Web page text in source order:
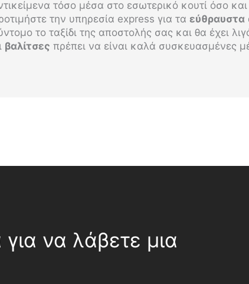
τόσο μέσα στο εσωτερικό κουτί όσο
την υπηρεσία express για τα εύθραυστα
το ταξίδι της αποστολής σας και θα έχει
βαλίτσες πρέπει να είναι καλά συσκευασμένες
να λάβετε μια